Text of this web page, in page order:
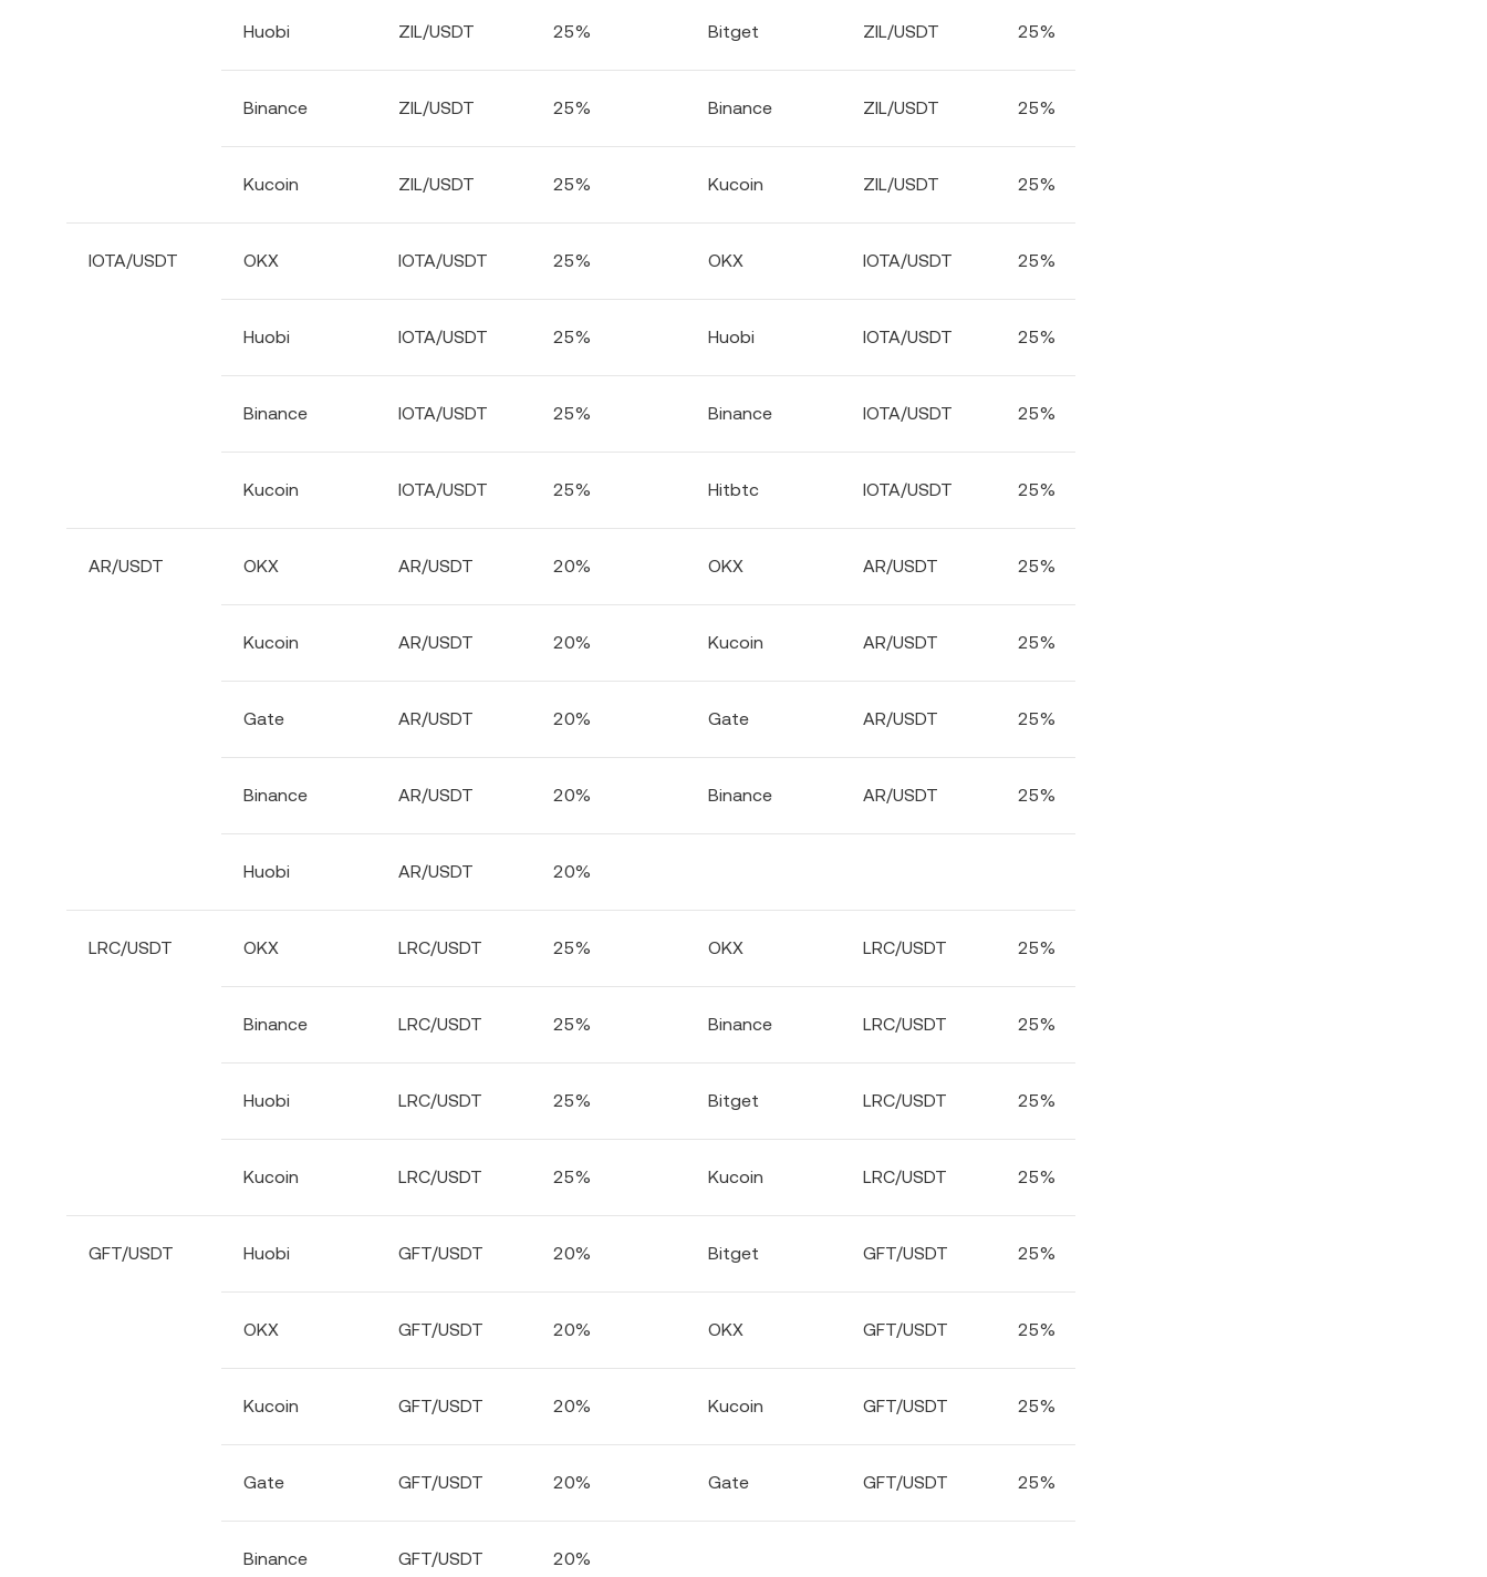
Huobi ZIL/USDT 25% Bitget ZIL/USDT 25%
Binance ZIL/USDT 25% Binance ZIL/USDT 25%
Kucoin ZIL/USDT 25% Kucoin ZIL/USDT 25%
IOTA/USDT OKX IOTA/USDT 25% OKX IOTA/USDT 25%
Huobi IOTA/USDT 25% Huobi IOTA/USDT 25%
Binance IOTA/USDT 25% Binance IOTA/USDT 25%
Kucoin IOTA/USDT 25% Hitbtc IOTA/USDT 25%
AR/USDT OKX AR/USDT 20% OKX AR/USDT 25%
Kucoin AR/USDT 20% Kucoin AR/USDT 25%
Gate AR/USDT 20% Gate AR/USDT 25%
Binance AR/USDT 20% Binance AR/USDT 25%
Huobi AR/USDT 20%
LRC/USDT OKX LRC/USDT 25% OKX LRC/USDT 25%
Binance LRC/USDT 25% Binance LRC/USDT 25%
Huobi LRC/USDT 25% Bitget LRC/USDT 25%
Kucoin LRC/USDT 25% Kucoin LRC/USDT 25%
GFT/USDT Huobi GFT/USDT 20% Bitget GFT/USDT 25%
OKX GFT/USDT 20% OKX GFT/USDT 25%
Kucoin GFT/USDT 20% Kucoin GFT/USDT 25%
Gate GFT/USDT 20% Gate GFT/USDT 25%
Binance GFT/USDT 20%